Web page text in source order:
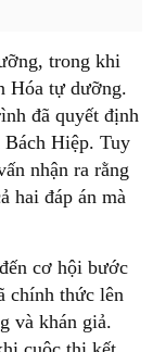
trong khi
Hóa tự dưỡng.
đã quyết định
Hiệp. Tuy
nhận ra rằng
hai đáp án mà
cơ hội bước
chính thức lên
và khán giả.